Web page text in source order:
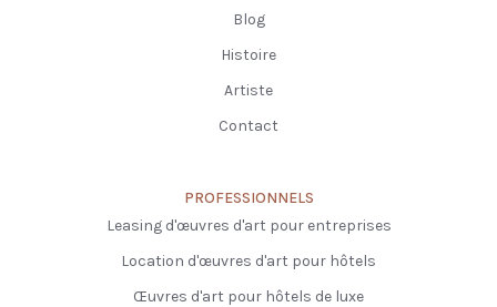
Blog
Histoire
Artiste
Contact
PROFESSIONNELS
Leasing d'œuvres d'art pour entreprises
Location d'œuvres d'art pour hôtels
Œuvres d'art pour hôtels de luxe